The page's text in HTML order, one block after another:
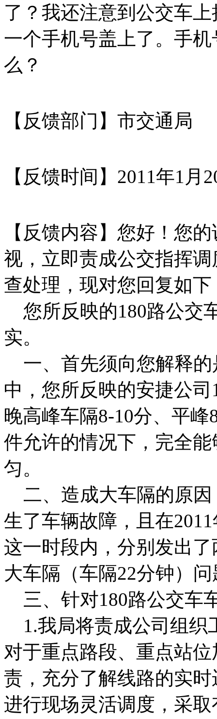
了？我还注意到公交车
一个手机号盖上了。手机
么？
【反馈部门】市交通局
【反馈时间】2011年1月
【反馈内容】您好！您
视，立即责成公交指挥
查处理，现对您回复如下
您所反映的180路公交
实。
一、首先须向您解释的
中，您所反映的安捷公
晚高峰车隔8-10分、平
件允许的情况下，完全
匀。
二、造成大车隔的原因
生了车辆故障，且在
这一时段内，分别发出
大车隔（车隔22分钟）
三、针对180路公交车
1.我局将责成公司组织
对于重点路段、重点站
责，充分了解线路的实
进行现场灵活调度，采